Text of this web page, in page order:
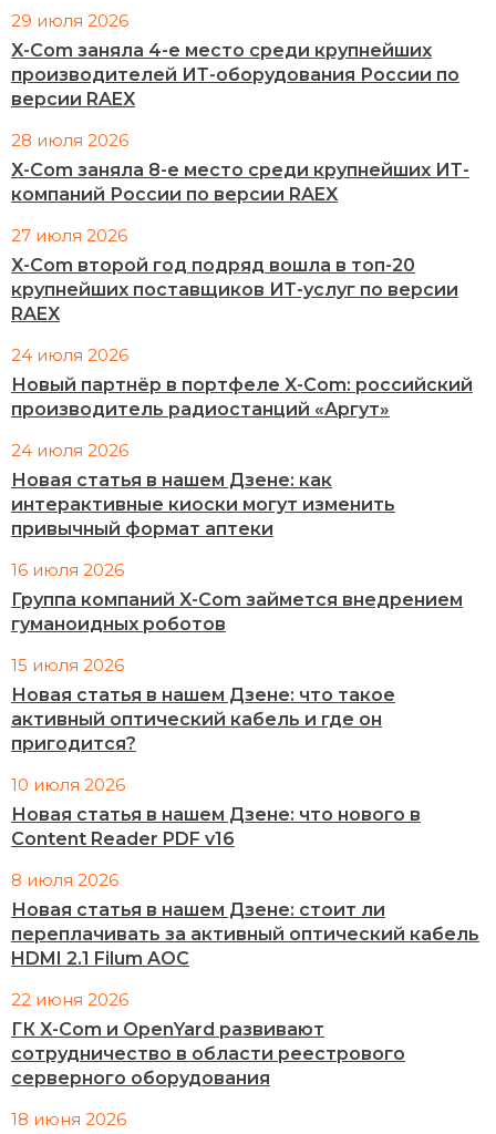
29 июля 2026
X-Com заняла 4-е место среди крупнейших
производителей ИТ-оборудования России по
версии RAEX
28 июля 2026
X-Com заняла 8-е место среди крупнейших ИТ-
компаний России по версии RAEX
27 июля 2026
X-Com второй год подряд вошла в топ-20
крупнейших поставщиков ИТ-услуг по версии
RAEX
24 июля 2026
Новый партнёр в портфеле X-Com: российский
производитель радиостанций «Аргут»
24 июля 2026
Новая статья в нашем Дзене: как
интерактивные киоски могут изменить
привычный формат аптеки
16 июля 2026
Группа компаний X-Com займется внедрением
гуманоидных роботов
15 июля 2026
Новая статья в нашем Дзене: что такое
активный оптический кабель и где он
пригодится?
10 июля 2026
Новая статья в нашем Дзене: что нового в
Content Reader PDF v16
8 июля 2026
Новая статья в нашем Дзене: стоит ли
переплачивать за активный оптический кабель
HDMI 2.1 Filum AOC
22 июня 2026
ГК X-Com и OpenYard развивают
сотрудничество в области реестрового
серверного оборудования
18 июня 2026